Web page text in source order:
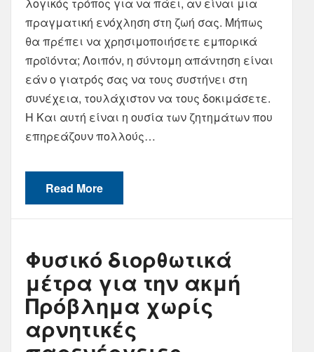
πραγματική ενόχληση στη ζωή σας. Μήπως
θα πρέπει να χρησιμοποιήσετε εμπορικά
προϊόντα; Λοιπόν, η σύντομη απάντηση είναι
εάν ο γιατρός σας να τους συστήνει στη
συνέχεια, τουλάχιστον να τους δοκιμάσετε.
Η Και αυτή είναι η ουσία των ζητημάτων που
επηρεάζουν πολλούς…
Read More
Φυσικό διορθωτικά
μέτρα για την ακμή
Πρόβλημα χωρίς
αρνητικές